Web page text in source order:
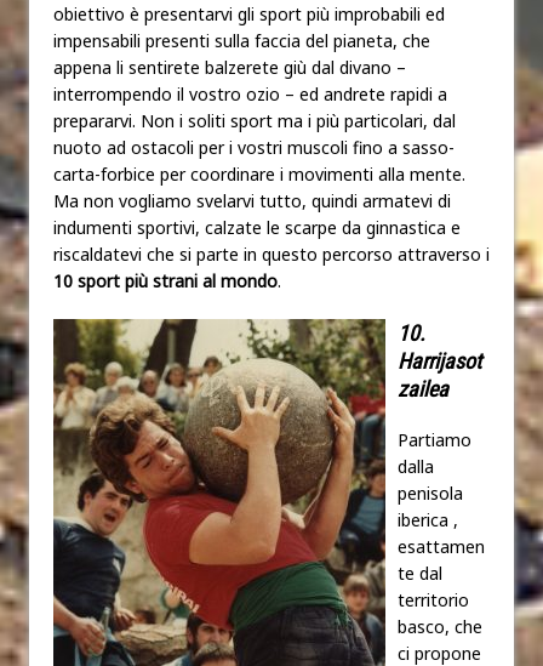
obiettivo è presentarvi gli sport più improbabili ed
impensabili presenti sulla faccia del pianeta, che
appena li sentirete balzerete giù dal divano –
interrompendo il vostro ozio – ed andrete rapidi a
prepararvi. Non i soliti sport ma i più particolari, dal
nuoto ad ostacoli per i vostri muscoli fino a sasso-
carta-forbice per coordinare i movimenti alla mente.
Ma non vogliamo svelarvi tutto, quindi armatevi di
indumenti sportivi, calzate le scarpe da ginnastica e
riscaldatevi che si parte in questo percorso attraverso i
10 sport più strani al mondo.
10.
Harrijasot
zailea
Partiamo
dalla
penisola
iberica ,
esattamen
te dal
territorio
basco, che
ci propone